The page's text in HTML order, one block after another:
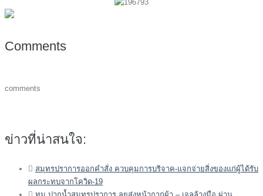
Comments
comments
ข่าวที่น่าสนใจ:
สมุทรปราการออกคำสั่ง ควบคุมการบริจาค-แจกจ่ายสิ่งของแก่ผู้ได้รับ
ผลกระทบจากโควิด-19